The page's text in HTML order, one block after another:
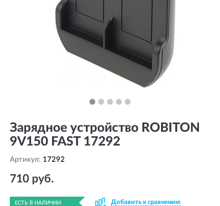
Зарядное устройство ROBITON
9V150 FAST 17292
Артикул: 17292
710 руб.
ЕСТЬ В НАЛИЧИИ Добавить к сравнению